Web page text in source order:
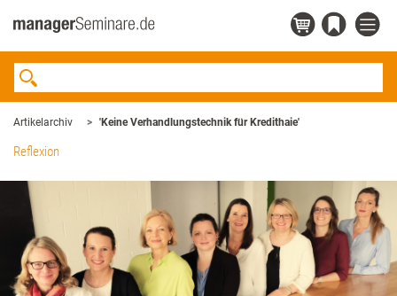
Artikelarchiv 'Keine Verhandlungstechnik für Kredithaie'
Reflexion